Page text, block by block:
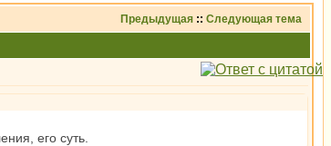
Предыдущая :: Следующая тема
его суть.